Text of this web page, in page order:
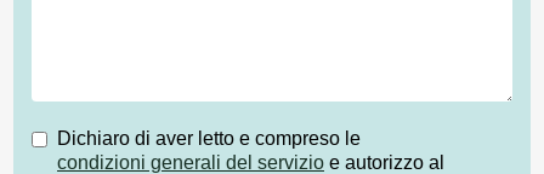
Dichiaro di aver letto e compreso le
condizioni generali del servizio e autorizzo al